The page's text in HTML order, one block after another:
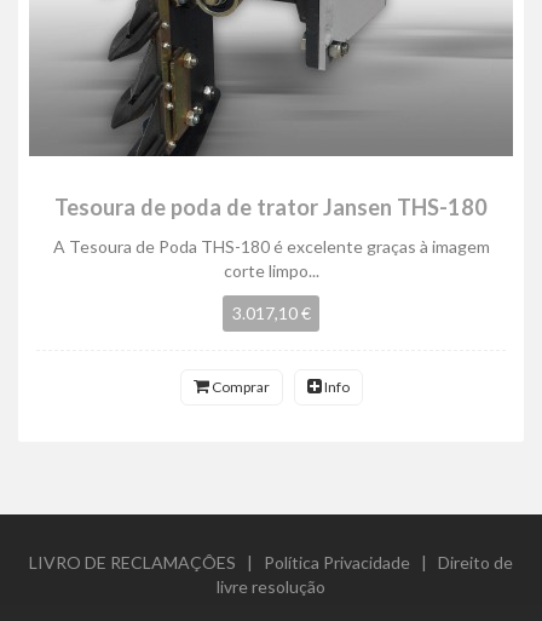
Tesoura de poda de trator Jansen THS-180
A Tesoura de Poda THS-180 é excelente graças à imagem
corte limpo...
3.017,10 €
Comprar Info
LIVRO DE RECLAMAÇÔES | Política Privacidade | Direito de
livre resolução